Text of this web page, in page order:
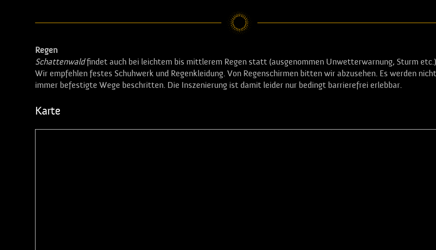
Regen
Schattenwaldfindet auch bei leichtem bis mittlerem Regen statt (ausgenommen Unwetterwarnung, Sturm
Wir empfehlen festes Schuhwerk und Regenkleidung. Von Regenschirmen bitten wir abzusehen. Es werden nicht
immer befestigte Wege beschritten. Die Inszenierung ist damit leider nur bedingt barrierefrei erlebbar.
Karte